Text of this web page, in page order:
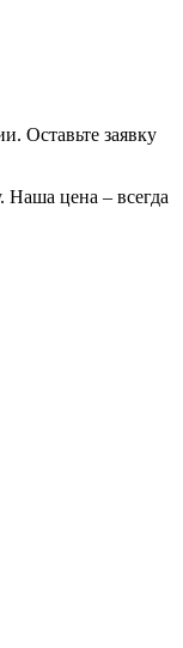
Оставьте заявку
Наша цена – всегда